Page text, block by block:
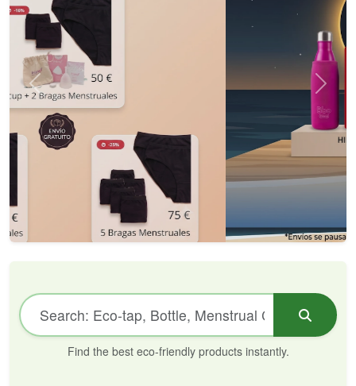
Find the best eco-friendly products instantly.